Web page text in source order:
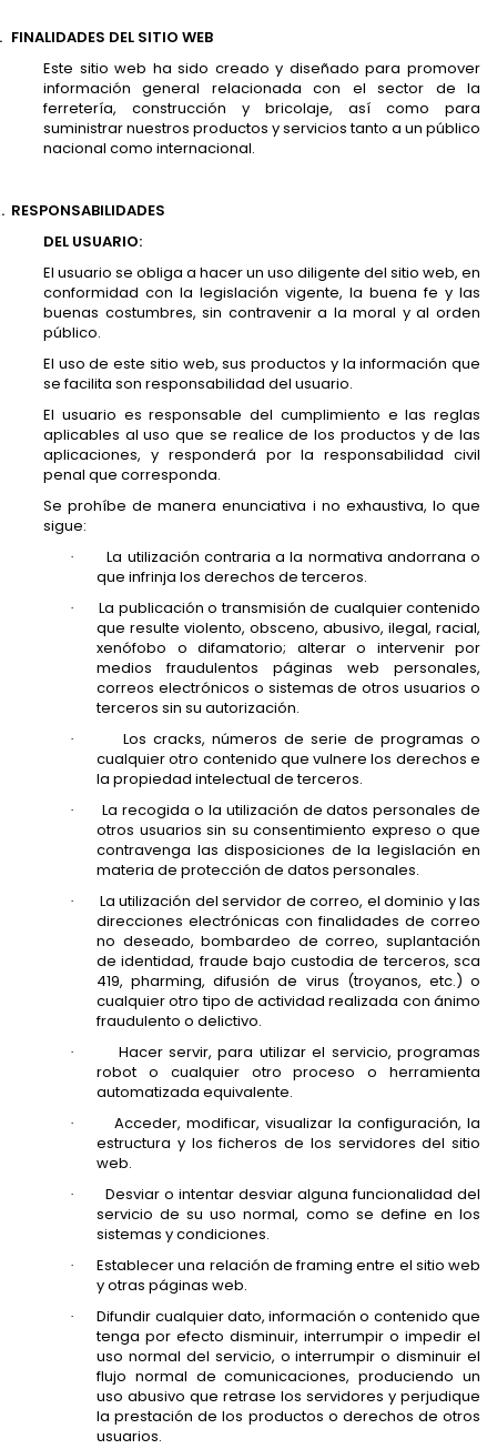
FINALIDADES DEL SITIO WEB
Este sitio web ha sido creado y diseñado para promover
información general relacionada con el sector de la
ferretería, construcción y bricolaje, así como para
suministrar nuestros productos y servicios tanto a un público
nacional como internacional.
RESPONSABILIDADES
DEL USUARIO:
El usuario se obliga a hacer un uso diligente del sitio web, en
conformidad con la legislación vigente, la buena fe y las
buenas costumbres, sin contravenir a la moral y al orden
público.
El uso de este sitio web, sus productos y la información que
se facilita son responsabilidad del usuario.
El usuario es responsable del cumplimiento e las reglas
aplicables al uso que se realice de los productos y de las
aplicaciones, y responderá por la responsabilidad civil
penal que corresponda.
Se prohíbe de manera enunciativa i no exhaustiva, lo que
sigue:
·
La utilización contraria a la normativa andorrana o
que infrinja los derechos de terceros.
·
La publicación o transmisión de cualquier contenido
que resulte violento, obsceno, abusivo, ilegal, racial,
xenófobo o difamatorio; alterar o intervenir por
medios fraudulentos páginas web personales,
correos electrónicos o sistemas de otros usuarios o
terceros sin su autorización.
·
Los cracks, números de serie de programas o
cualquier otro contenido que vulnere los derechos e
la propiedad intelectual de terceros.
·
La recogida o la utilización de datos personales de
otros usuarios sin su consentimiento expreso o que
contravenga las disposiciones de la legislación en
materia de protección de datos personales.
·
La utilización del servidor de correo, el dominio y las
direcciones electrónicas con finalidades de correo
no deseado, bombardeo de correo, suplantación
de identidad, fraude bajo custodia de terceros, sca
419, pharming, difusión de virus (troyanos, etc.) o
cualquier otro tipo de actividad realizada con ánimo
fraudulento o delictivo.
·
Hacer servir, para utilizar el servicio, programas
robot o cualquier otro proceso o herramienta
automatizada equivalente.
·
Acceder, modificar, visualizar la configuración, la
estructura y los ficheros de los servidores del sitio
web.
·
Desviar o intentar desviar alguna funcionalidad del
servicio de su uso normal, como se define en los
sistemas y condiciones.
·
Establecer una relación de framing entre el sitio web
y otras páginas web.
·
Difundir cualquier dato, información o contenido que
tenga por efecto disminuir, interrumpir o impedir el
uso normal del servicio, o interrumpir o disminuir el
flujo normal de comunicaciones, produciendo un
uso abusivo que retrase los servidores y perjudique
la prestación de los productos o derechos de otros
usuarios.